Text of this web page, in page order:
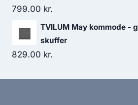
799.00 kr.
TVILUM May kommode -
skuffer
829.00 kr.